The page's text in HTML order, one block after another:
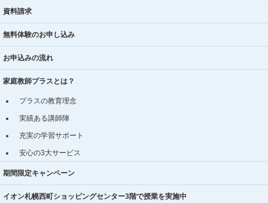
資料請求
無料体験のお申し込み
お申込みの流れ
家庭教師プラスとは？
プラスの教育理念
実績ある講師陣
充実の学習サポート
安心の3大サービス
期間限定キャンペーン
イオン札幌西町ショッピングセンター3階で授業を実施中